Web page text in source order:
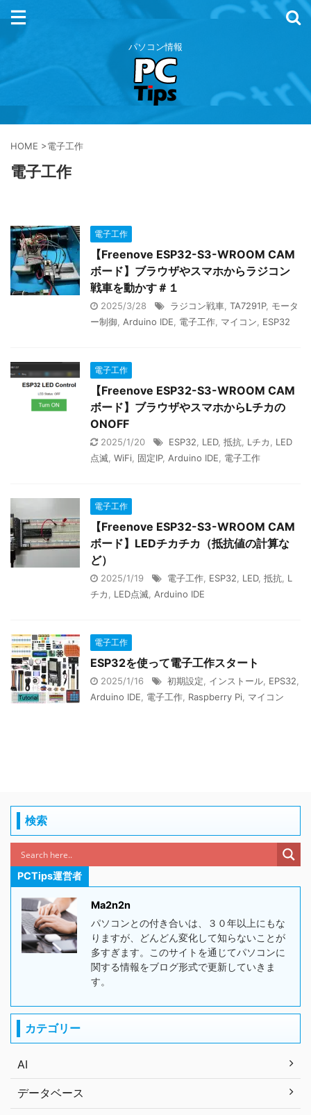
パソコン情報
HOME >電子工作
電子工作
電子工作
【Freenove ESP32-S3-WROOM CAM
ボード】ブラウザやスマホからラジコン
戦車を動かす＃１
2025/3/28 ラジコン戦車 TA7291P, モータ
ー制御
Arduino IDE 電子工作 マイコン ESP32
電子工作
【Freenove ESP32-S3-WROOM CAM
ボード】ブラウザやスマホからLチカの
ONOFF
2025/1/20 ESP32 LED, 抵抗 Lチカ
LED
点滅 WiFi 固定IP, Arduino IDE 電子工作
電子工作
【Freenove ESP32-S3-WROOM CAM
ボード】LEDチカチカ（抵抗値の計算な
ど）
2025/1/19 電子工作 ESP32 LED, 抵抗 L
チカ
LED点滅 Arduino IDE
電子工作
ESP32を使って電子工作スタート
2025/1/16 初期設定 インストール EPS32
Arduino IDE
電子工作 Raspberry Pi マイコン
検索
PCTips運営者
Ma2n2n
パソコンとの付き合いは、３０年以上にもな
りますが、どんどん変化して知らないことが
多すぎます。このサイトを通じてパソコンに
関する情報をブログ形式で更新していきま
す。
カテゴリー
AI
データベース